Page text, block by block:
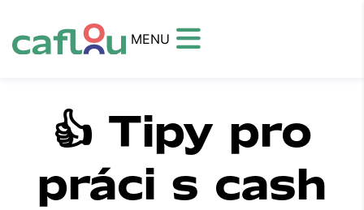
MENU
👍 Tipy pro
práci s cash